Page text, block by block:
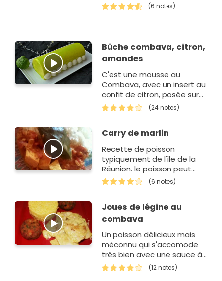
deuxième fois, cette année,
que je prépare du crabe. Je
(6 notes)
Bûche combava, citron,
amandes
C'est une mousse au
Combava, avec un insert au
confit de citron, posée sur
une dacquoise aux
amandes et des amandes
recouvert d'un gl…
(24 notes)
Carry de marlin
Recette de poisson
typiquement de l'île de la
Réunion. le poisson peut
être remplacer par une
viande tel que le boeuf ou
suffit d'enlev…
(6 notes)
Joues de légine au
combava
Un poisson délicieux mais
méconnu qui s'accomode
trés bien avec une sauce à
base de combava et
d'herbes fraiches
(12 notes)